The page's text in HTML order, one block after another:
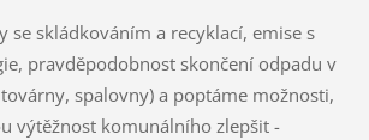
se skládkováním a recyklací, emise s
pravděpodobnost skončení odpadu v
spalovny) a poptáme možnosti,
výtěžnost komunálního zlepšit -